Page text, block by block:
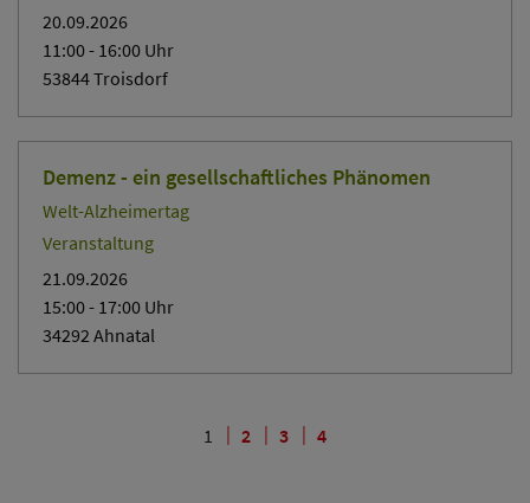
20.09.2026
11:00- 16:00 Uhr
53844 Troisdorf
Demenz - ein gesellschaftliches Phänomen
Welt-Alzheimertag
Veranstaltung
21.09.2026
15:00- 17:00 Uhr
34292 Ahnatal
1 2 3 4